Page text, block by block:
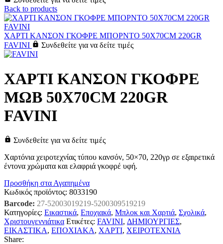
Back to products
ΧΑΡΤΙ ΚΑΝΣΟΝ ΓΚΟΦΡΕ ΜΠΟΡΝΤΟ 50X70CM 220GR
FAVINI
Συνδεθείτε για να δείτε τιμές
ΧΑΡΤΙ ΚΑΝΣΟΝ ΓΚΟΦΡΕ
ΜΩΒ 50X70CM 220GR
FAVINI
Συνδεθείτε για να δείτε τιμές
Χαρτόνια χειροτεχνίας τύπου κανσόν, 50×70, 220γρ σε εξαιρετικά
έντονα χρώματα και ελαφριά γκοφρέ υφή.
Προσθήκη στα Αγαπημένα
Κωδικός προϊόντος: 8033190
Barcode: 27-52003019219-5200309519219
Κατηγορίες: Εικαστικά, Εποχιακά, Μπλοκ και Χαρτιά, Σχολικά,
Χριστουγεννιάτικα Ετικέτες: FAVINI, ΔΗΜΙΟΥΡΓΙΕΣ,
ΕΙΚΑΣΤΙΚΑ, ΕΠΟΧΙΑΚΑ, ΧΑΡΤΙ, ΧΕΙΡΟΤΕΧΝΙΑ
Share: